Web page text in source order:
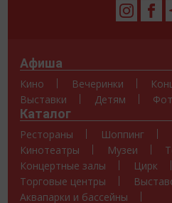
Афиша
Кино Вечеринки
Выставки
Детям
Каталог
Рестораны Шоппинг
Кинотеатры
Музеи
Концертные залы
Цирк
Торговые центры
Аквапарки и бассейны